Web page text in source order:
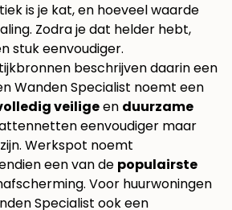
is je kat, en hoeveel waarde
Zodra je dat helder hebt,
stuk eenvoudiger.
beschrijven daarin een
Wanden Specialist noemt een
veiligeen duurzame
eenvoudiger maar
Werkspot noemt
een van de populairste
Voor huurwoningen
Specialist ook een